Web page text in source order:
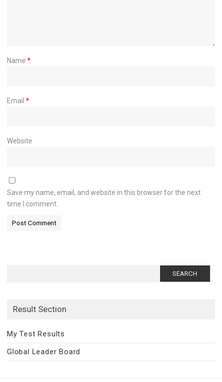
Name *
Email *
Website
Save my name, email, and website in this browser for the next
time I comment.
Result Section
My Test Results
Global Leader Board